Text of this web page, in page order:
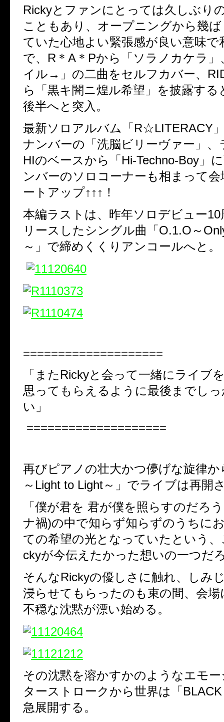
Rickyとファンにとっては久しぶり
こともあり、オープニングから幾
ていた心地よい緊張感が良い意味で
で、R＊A＊Pから「ソラノカケラ」
イル→」の二曲をセルフカバー、
ら「黒キ闇ニ煌ル希望」を披露する
後半へと突入。
最新ソロアルバム「R☆LITERACY
ナンバーの「洗脳ビリーヴァー」、
HIのベースから「Hi-Techno-Boy」
ンバーのソロコーナーも相まって
ートアップ↑↑↑！
本編ラストは、昨年ソロデビュー
リースしたシングル曲「O.1.O～
～」で締めくくりアンコールへと。
====================
「またRickyと会って一緒にライブ
思ってもらえるように最後までし
い」
====================
再びピアノの壮大かつ儚げな旋律か
～Light to Light～」でライブは再開
「僕が君を 君が僕を照らすのだろ
ナ禍)の中で知らず知らずのうちに
ての希望の光となっていたという
ckyが今伝えたかった想いの一つだ
そんなRickyの優しさに触れ、しみ
浸らせてもらったのも束の間、会
不穏な沈黙が漂い始める。
その沈黙を溶かすかのようなエモ
ターストロークから世界は「
急展開する。